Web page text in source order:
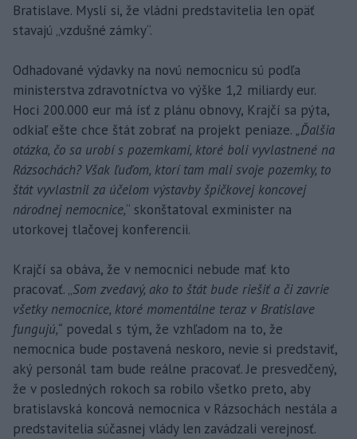
Bratislave. Myslí si, že vládni predstavitelia len opäť
stavajú „vzdušné zámky“.
Odhadované výdavky na novú nemocnicu sú podľa
ministerstva zdravotníctva vo výške 1,2 miliardy eur.
Hoci 200.000 eur má ísť z plánu obnovy, Krajčí sa pýta,
odkiaľ ešte chce štát zobrať na projekt peniaze. „Ďalšia
otázka, čo sa urobí s pozemkami, ktoré boli vyvlastnené na
Rázsochách? Však ľuďom, ktorí tam mali svoje pozemky, to
štát vyvlastnil za účelom výstavby špičkovej koncovej
národnej nemocnice,“ skonštatoval exminister na
utorkovej tlačovej konferencii.
Krajčí sa obáva, že v nemocnici nebude mať kto
pracovať. „Som zvedavý, ako to štát bude riešiť a či zavrie
všetky nemocnice, ktoré momentálne teraz v Bratislave
fungujú,“ povedal s tým, že vzhľadom na to, že
nemocnica bude postavená neskoro, nevie si predstaviť,
aký personál tam bude reálne pracovať. Je presvedčený,
že v posledných rokoch sa robilo všetko preto, aby
bratislavská koncová nemocnica v Rázsochách nestála a
predstavitelia súčasnej vlády len zavádzali verejnosť.